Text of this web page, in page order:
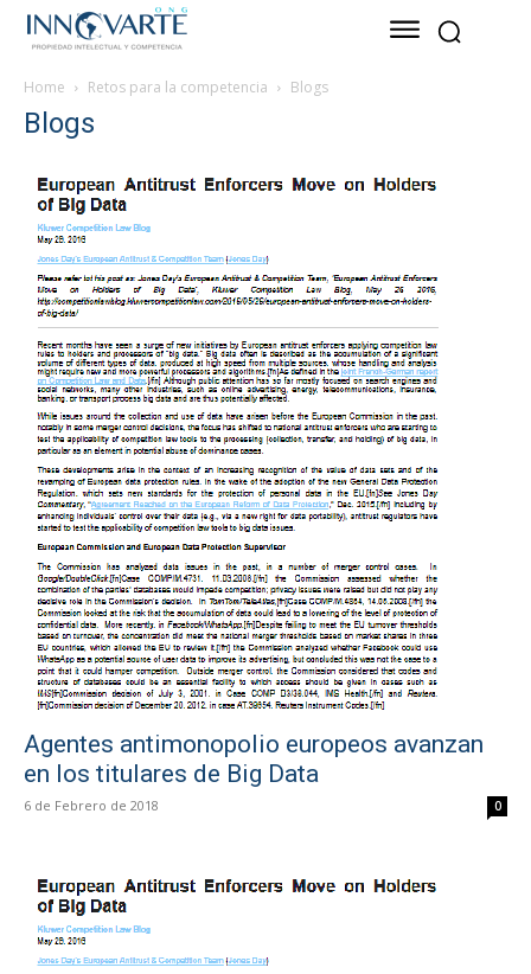
Home Retos para la competencia Blogs
Blogs
Agentes antimonopolio europeos avanzan
en los titulares de Big Data
6 de Febrero de 2018 0